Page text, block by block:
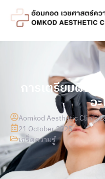
การเตรียมผิวก่
อ
Aomkod Aesthetic Clinic
21 October 2025
เกร็ดความรู้